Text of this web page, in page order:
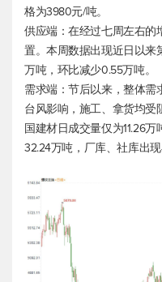
格为3980元/吨。
供应端：在经过七周左右的
置。本周数据出现近日以来
万吨，环比减少0.55万吨。
需求端：节后以来，整体需
台风影响，施工、拿货均受
国建材日成交量仅为11.26
32.24万吨，厂库、社库出现